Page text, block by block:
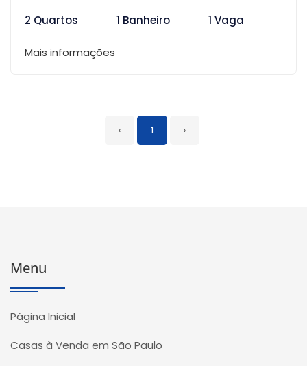
2 Quartos
1 Banheiro 1 Vaga
Mais informações
‹ 1 ›
Menu
Página Inicial
Casas à Venda em São Paulo